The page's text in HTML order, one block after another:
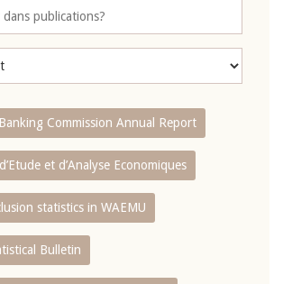
Banking Commission Annual Report
et d’Analyse Economiques
statistics in WAEMU
Bulletin